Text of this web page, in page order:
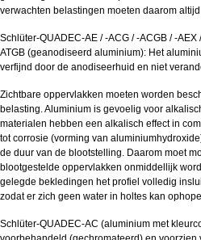
verwachten belastingen moeten daarom
Schlüter-QUADEC-AE / -ACG / -ACGB / -AEX
ATGB (geanodiseerd aluminium): Het
verfijnd door de anodiseerhuid en niet
Zichtbare oppervlakken moeten worden
belasting. Aluminium is gevoelig voor
materialen hebben een alkalisch effect in
tot corrosie (vorming van
de duur van de blootstelling. Daarom moet
blootgestelde oppervlakken onmiddellijk
gelegde bekledingen het profiel volledig
zodat er zich geen water in holtes kan
Schlüter-QUADEC-AC (aluminium met